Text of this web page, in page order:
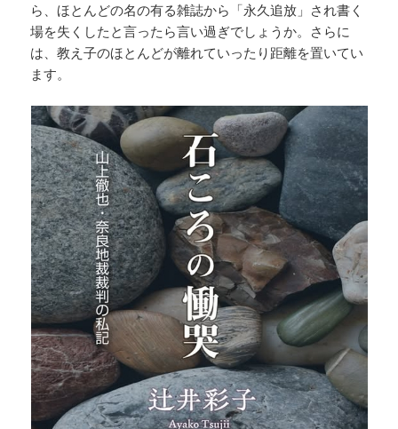
ら、ほとんどの名の有る雑誌から「永久追放」され書く
場を失くしたと言ったら言い過ぎでしょうか。さらに
は、教え子のほとんどが離れていったり距離を置いてい
ます。